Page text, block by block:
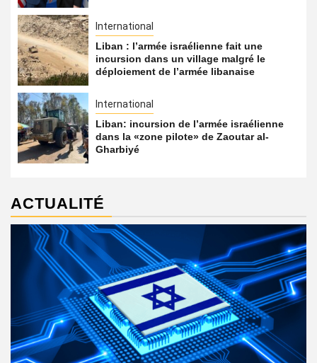
International
Liban : l’armée israélienne fait une
incursion dans un village malgré le
déploiement de l’armée libanaise
International
Liban: incursion de l’armée israélienne
dans la «zone pilote» de Zaoutar al-
Gharbiyé
ACTUALITÉ